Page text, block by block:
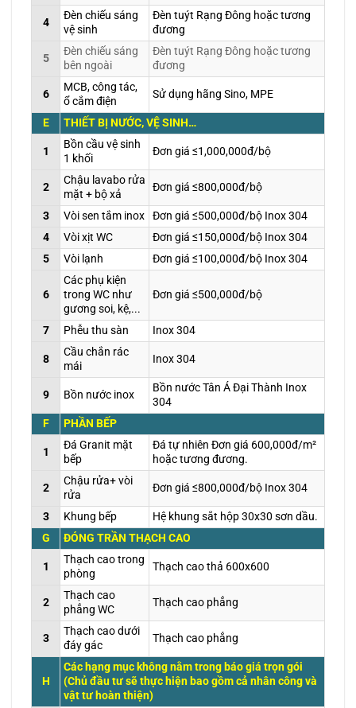
4
Đèn chiếu sáng
vệ sinh
Đèn tuýt Rạng Đông hoặc tương
đương
5
Đèn chiếu sáng
bên ngoài
Đèn tuýt Rạng Đông hoặc tương
đương
6
MCB, công tác,
ổ cắm điện
Sử dụng hãng Sino, MPE
E THIẾT BỊ NƯỚC, VỆ SINH…
1
Bồn cầu vệ sinh
1 khối
Đơn giá ≤1,000,000đ/bộ
2
Chậu lavabo rửa
mặt + bộ xả
Đơn giá ≤800,000đ/bộ
3 Vòi sen tắm inox Đơn giá ≤500,000đ/bộ Inox 304
4
Vòi xịt WC
Đơn giá ≤150,000đ/bộ Inox 304
5
Vòi lạnh Đơn giá ≤100,000đ/bộ Inox 304
6
Các phụ kiện
trong WC như
gương soi, kệ,...
Đơn giá ≤500,000đ/bộ
7 Phễu thu sàn Inox 304
8
Cầu chắn rác
mái
Inox 304
9 Bồn nước inox
Bồn nước Tân Á Đại Thành Inox
304
F
PHẦN BẾP
1
Đá Granit mặt
bếp
Đá tự nhiên Đơn giá 600,000đ/m²
hoặc tương đương.
2
Chậu rửa+ vòi
rửa
Đơn giá ≤800,000đ/bộ Inox 304
3 Khung bếp
Hệ khung sắt hộp 30x30 sơn dầu.
G
ĐÓNG TRẦN THẠCH CAO
1
Thạch cao trong
phòng
Thạch cao thả 600x600
2
Thạch cao
phẳng WC
Thạch cao phẳng
3
Thạch cao dưới
đáy gác
Thạch cao phẳng
H
Các hạng mục không nằm trong báo giá trọn gói
(Chủ đầu tư sẽ thực hiện bao gồm cả nhân công và
vật tư hoàn thiện)